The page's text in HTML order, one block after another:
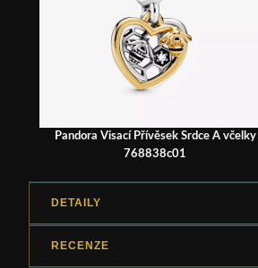
Pandora Visací Přívěsek Srdce A včelky
768838c01
DETAILY
RECENZE